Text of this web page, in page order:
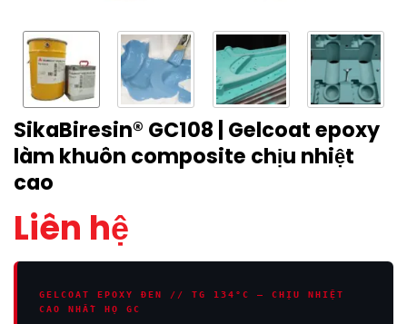
SikaBiresin® GC108 | Gelcoat epoxy
làm khuôn composite chịu nhiệt
cao
Liên hệ
GELCOAT EPOXY ĐEN // TG 134°C — CHỊU NHIỆT
CAO NHẤT HỌ GC